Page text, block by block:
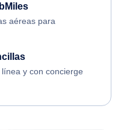
aéreas para
y con concierge